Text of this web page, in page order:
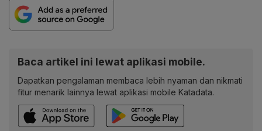
Baca artikel ini lewat aplikasi mobile.
Dapatkan pengalaman membaca lebih nyaman dan nikmati
fitur menarik lainnya lewat aplikasi mobile Katadata.